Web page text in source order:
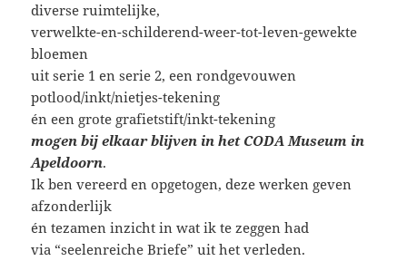
diverse ruimtelijke,
verwelkte-en-schilderend-weer-tot-leven-gewekte
bloemen
uit serie 1 en serie 2, een rondgevouwen
potlood/inkt/nietjes-tekening
én een grote grafietstift/inkt-tekening
mogen bij elkaar blijven in het CODA Museum in
Apeldoorn.
Ik ben vereerd en opgetogen, deze werken geven
afzonderlijk
én tezamen inzicht in wat ik te zeggen had
via “seelenreiche Briefe” uit het verleden.